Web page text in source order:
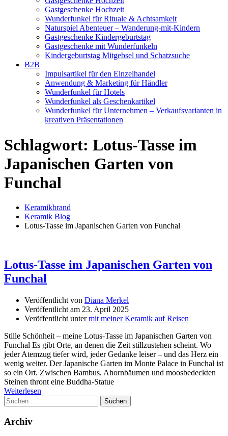
Gastgeschenke Hochzeit
Wunderfunkel für Rituale & Achtsamkeit
Naturspiel Abenteuer – Wanderung-mit-Kindern
Gastgeschenke Kindergeburtstag
Gastgeschenke mit Wunderfunkeln
Kindergeburtstag Mitgebsel und Schatzsuche
B2B
Impulsartikel für den Einzelhandel
Anwendung & Marketing für Händler
Wunderfunkel für Hotels
Wunderfunkel als Geschenkartikel
Wunderfunkel für Unternehmen – Verkaufsvarianten in
kreativen Präsentationen
Schlagwort: Lotus-Tasse im
Japanischen Garten von
Funchal
Keramikbrand
Keramik Blog
Lotus-Tasse im Japanischen Garten von Funchal
Lotus-Tasse im Japanischen Garten von
Funchal
Veröffentlicht von Diana Merkel
Veröffentlicht am 23. April 2025
Veröffentlicht untermit meiner Keramik auf Reisen
Stille Schönheit – meine Lotus-Tasse im Japanischen Garten von
Funchal Es gibt Orte, an denen die Zeit stillzustehen scheint. Wo
jeder Atemzug tiefer wird, jeder Gedanke leiser – und das Herz ein
wenig weiter. Der Japanische Garten im Monte Palace in Funchal ist
so ein Ort. Zwischen Bambus, Ahornbäumen und moosbedeckten
Steinen thront eine Buddha-Statue
Weiterlesen
Suchen
nach:
Archiv